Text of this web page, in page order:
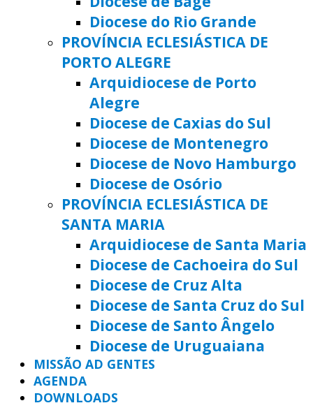
Diocese do Rio Grande
PROVÍNCIA ECLESIÁSTICA DE
PORTO ALEGRE
Arquidiocese de Porto
Alegre
Diocese de Caxias do Sul
Diocese de Montenegro
Diocese de Novo Hamburgo
Diocese de Osório
PROVÍNCIA ECLESIÁSTICA DE
SANTA MARIA
Arquidiocese de Santa Maria
Diocese de Cachoeira do Sul
Diocese de Cruz Alta
Diocese de Santa Cruz do Sul
Diocese de Santo Ângelo
Diocese de Uruguaiana
MISSÃO AD GENTES
AGENDA
DOWNLOADS